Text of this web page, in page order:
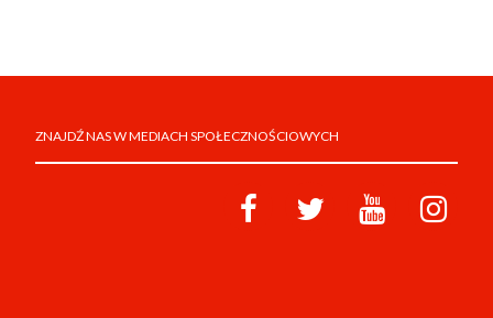
ZNAJDŹ NAS W MEDIACH SPOŁECZNOŚCIOWYCH